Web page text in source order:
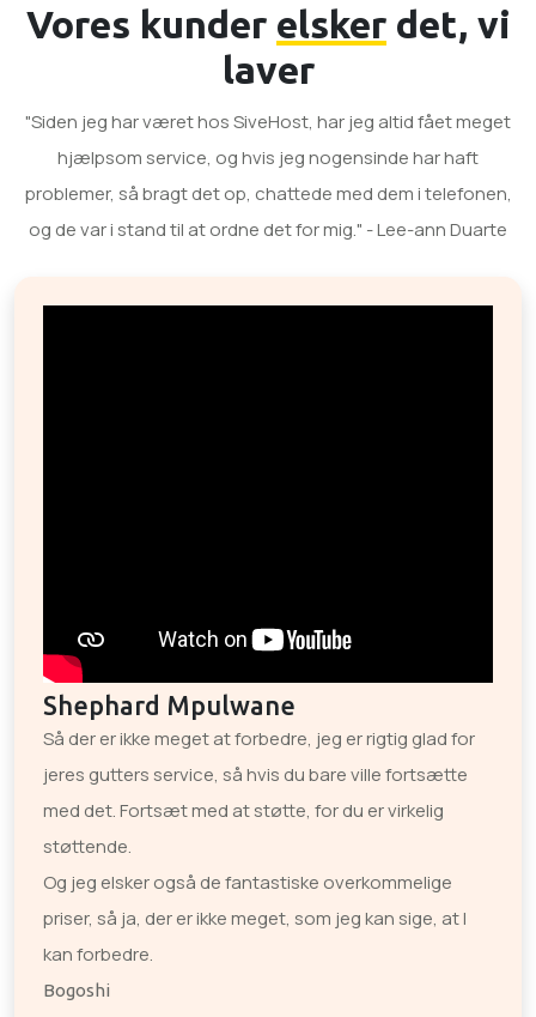
Vores kunder elskerdet, vi
laver
"Siden jeg har været hos SiveHost, har jeg altid fået meget
hjælpsom service, og hvis jeg nogensinde har haft
problemer, så bragt det op, chattede med dem i telefonen,
og de var i stand til at ordne det for mig." - Lee-ann Duarte
Shephard Mpulwane
Så der er ikke meget at forbedre, jeg er rigtig glad for
jeres gutters service, så hvis du bare ville fortsætte
med det. Fortsæt med at støtte, for du er virkelig
støttende.
Og jeg elsker også de fantastiske overkommelige
priser, så ja, der er ikke meget, som jeg kan sige, at I
kan forbedre.
Bogoshi